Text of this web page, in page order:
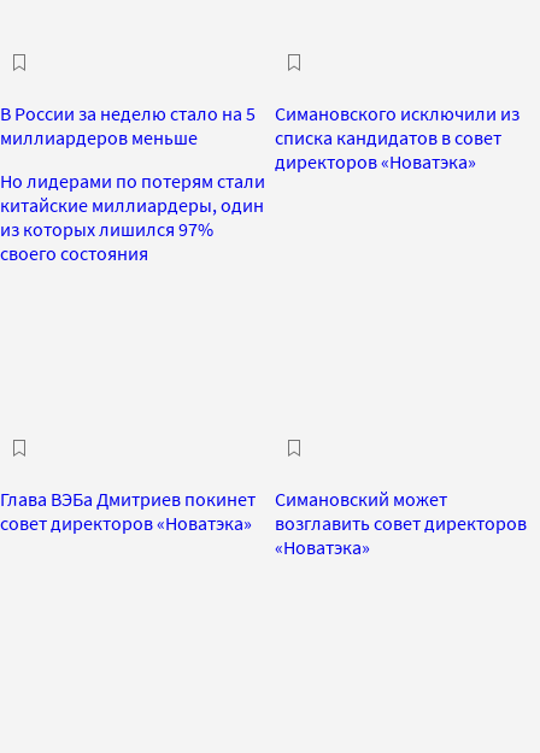
В России за неделю стало на 5
миллиардеров меньше
Но лидерами по потерям стали
китайские миллиардеры, один
из которых лишился 97%
своего состояния
Симановского исключили из
списка кандидатов в совет
директоров «Новатэка»
Глава ВЭБа Дмитриев покинет
совет директоров «Новатэка»
Симановский может
возглавить совет директоров
«Новатэка»